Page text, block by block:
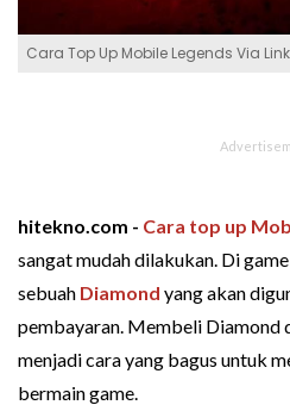
Cara Top Up Mobile Legends Via
hitekno.com - Cara top up
sangat mudah dilakukan. Di game
sebuah Diamond yang akan
pembayaran. Membeli Diamond
menjadi cara yang bagus untuk
bermain game.